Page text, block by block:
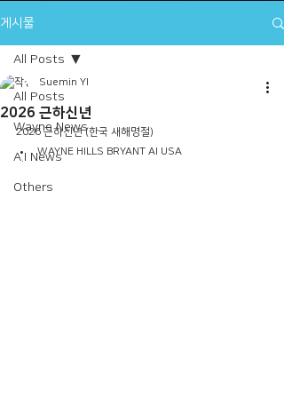
게시물
All Posts
Wayne News
A.I News
Others
All Posts
2026 근하신년
Suemin YI
2026 근하신년 (한국 새해명절)
WAYNE HILLS BRYANT AI USA